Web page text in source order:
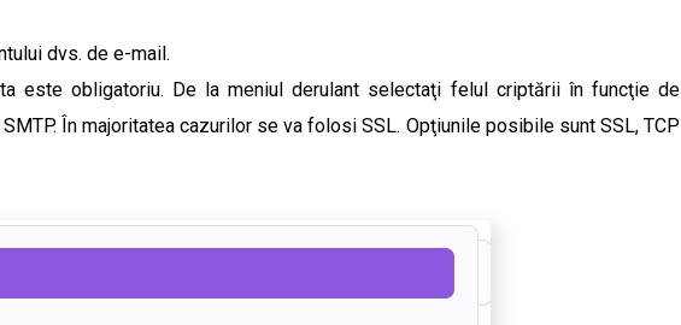
dvs. de e-mail.
este obligatoriu. De la meniul derulant selectaţi felul criptării în funcţie de
În majoritatea cazurilor se va folosi SSL. Opţiunile posibile sunt SSL, TCP